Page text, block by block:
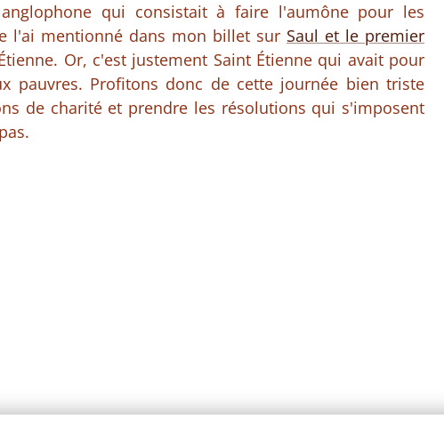
qui consistait à faire l'aumône pour les
l'ai mentionné dans mon billet sur Saul et le premier
Or, c'est justement Saint Étienne qui avait pour
pauvres. Profitons donc de cette journée bien triste
de charité et prendre les résolutions qui s'imposent